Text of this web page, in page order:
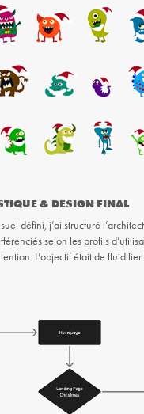
& DESIGN FINAL
défini, j’ai structuré
selon les profils
L’objectif était de